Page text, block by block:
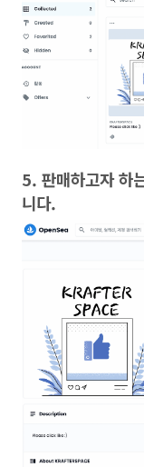
5. 판매하고자 하
니다.